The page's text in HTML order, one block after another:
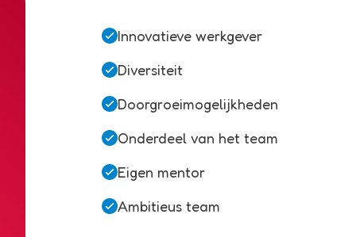
Innovatieve werkgever
Diversiteit
Doorgroeimogelijkheden
Onderdeel van het team
Eigen mentor
Ambitieus team